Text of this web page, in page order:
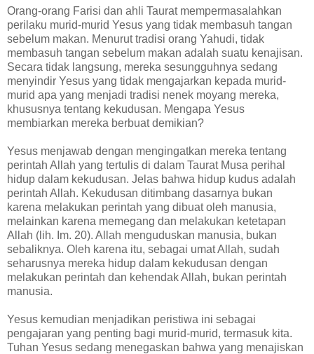
Orang-orang Farisi dan ahli Taurat mempermasalahkan
perilaku murid-murid Yesus yang tidak membasuh tangan
sebelum makan. Menurut tradisi orang Yahudi, tidak
membasuh tangan sebelum makan adalah suatu kenajisan.
Secara tidak langsung, mereka sesungguhnya sedang
menyindir Yesus yang tidak mengajarkan kepada murid-
murid apa yang menjadi tradisi nenek moyang mereka,
khususnya tentang kekudusan. Mengapa Yesus
membiarkan mereka berbuat demikian?
Yesus menjawab dengan mengingatkan mereka tentang
perintah Allah yang tertulis di dalam Taurat Musa perihal
hidup dalam kekudusan. Jelas bahwa hidup kudus adalah
perintah Allah. Kekudusan ditimbang dasarnya bukan
karena melakukan perintah yang dibuat oleh manusia,
melainkan karena memegang dan melakukan ketetapan
Allah (lih. Im. 20). Allah menguduskan manusia, bukan
sebaliknya. Oleh karena itu, sebagai umat Allah, sudah
seharusnya mereka hidup dalam kekudusan dengan
melakukan perintah dan kehendak Allah, bukan perintah
manusia.
Yesus kemudian menjadikan peristiwa ini sebagai
pengajaran yang penting bagi murid-murid, termasuk kita.
Tuhan Yesus sedang menegaskan bahwa yang menajiskan